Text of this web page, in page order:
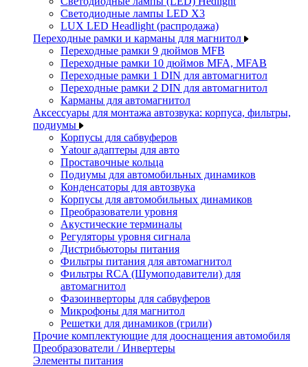
Светодиодные лампы LED X3
LUX LED Headlight (распродажа)
Переходные рамки и карманы для магнитол
Переходные рамки 9 дюймов MFB
Переходные рамки 10 дюймов MFA, MFAB
Переходные рамки 1 DIN для автомагнитол
Переходные рамки 2 DIN для автомагнитол
Карманы для автомагнитол
Аксессуары для монтажа автозвука: корпуса, фильтры,
подиумы
Корпусы для сабвуферов
Yаtour адаптеры для авто
Проставочные кольца
Подиумы для автомобильных динамиков
Конденсаторы для автозвука
Корпусы для автомобильных динамиков
Преобразователи уровня
Акустические терминалы
Регуляторы уровня сигнала
Дистрибьюторы питания
Фильтры питания для автомагнитол
Фильтры RCA (Шумоподавители) для
автомагнитол
Фазоинверторы для сабвуферов
Микрофоны для магнитол
Решетки для динамиков (грили)
Прочие комплектующие для дооснащения автомобиля
Преобразователи / Инвертеры
Элементы питания